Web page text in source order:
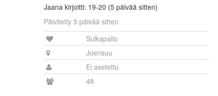
Jaana kirjoitti: 19-20 (5 päivää sitten)
Päivitetty 5 päivää sitten
Sulkapallo
Joensuu
Ei asetettu
48